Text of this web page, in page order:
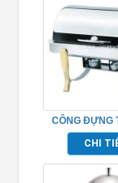
CÔNG ĐỰNG
BUFFET –
CHI